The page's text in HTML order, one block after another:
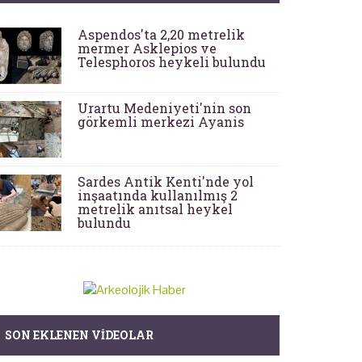
Aspendos'ta 2,20 metrelik
mermer Asklepios ve
Telesphoros heykeli bulundu
Urartu Medeniyeti'nin son
görkemli merkezi Ayanis
Sardes Antik Kenti'nde yol
inşaatında kullanılmış 2
metrelik anıtsal heykel
bulundu
SON EKLENEN VIDEOLAR